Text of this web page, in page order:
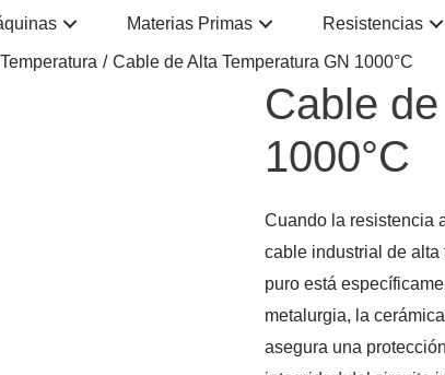
Materias Primas Resistencias
/ Cable de Alta Temperatura GN 1000°C
Cable
1000°C
Cuando la resistencia
cable industrial de alta
puro está
metalurgia, la
asegura una